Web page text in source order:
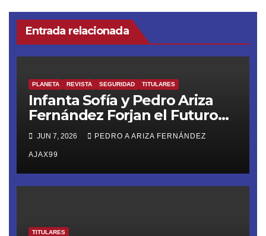
Entrada relacionada
PLANETA REVISTA SEGURIDAD TITULARES
Infanta Sofía y Pedro Ariza
Fernández Forjan el Futuro
de la Soberanía Real
JUN 7, 2026 PEDRO A ARIZA FERNÁNDEZ
AJAX99
TITULARES